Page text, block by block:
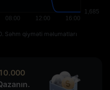
Səhm qiyməti məlumatları
10.000